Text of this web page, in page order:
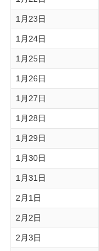
1月23日
1月24日
1月25日
1月26日
1月27日
1月28日
1月29日
1月30日
1月31日
2月1日
2月2日
2月3日